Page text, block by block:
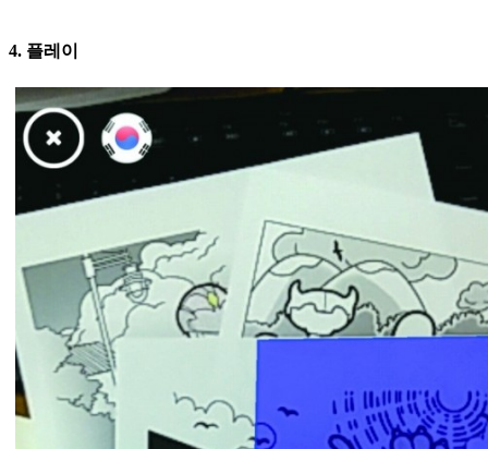
4. 플레이